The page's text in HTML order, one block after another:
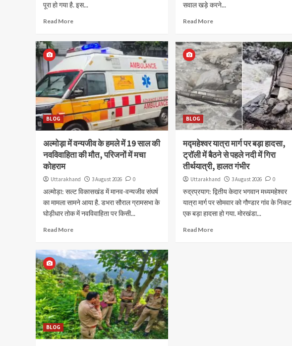
पूरा हो गया है. इस...
Read More
सवाल खड़े करने...
Read More
BLOG
अल्मोड़ा में वन्यजीव के हमले में 19 साल की
नवविवाहिता की मौत, परिजनों में मचा
कोहराम
Uttarakhand 3 August 2026 0
अल्मोड़ा: सल्ट विकासखंड में मानव-वन्यजीव संघर्ष
का मामला सामने आया है. डभरा सौराल ग्रामसभा के
घोड़ीधार तोक में नवविवाहिता पर किसी...
Read More
BLOG
मद्महेश्वर यात्रा मार्ग पर बड़ा हादसा,
ट्रॉली में बैठने से पहले नदी में गिरा
तीर्थयात्री, हालत गंभीर
Uttarakhand 3 August 2026 0
रुद्रप्रयाग: द्वितीय केदार भगवान मध्यमहेश्वर
यात्रा मार्ग पर सोमवार को गौण्डार गांव के निकट
एक बड़ा हादसा हो गया. मोरखंडा...
Read More
BLOG